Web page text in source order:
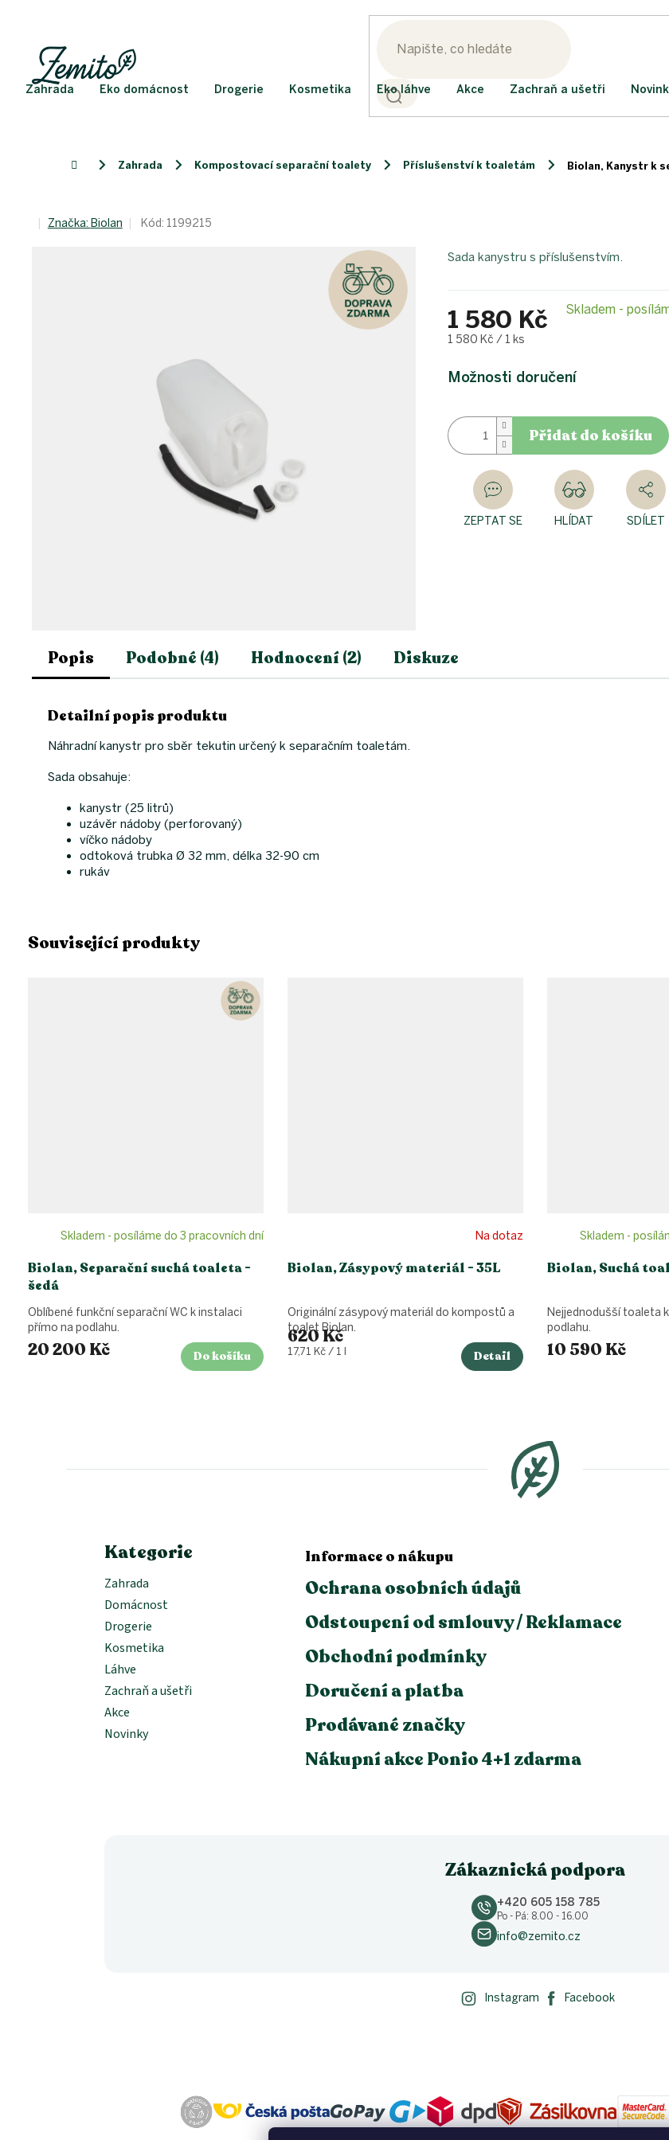
Zahrada Eko domácnost Drogerie Kosmetika Eko láhve Akce Zachraň a ušetři
Domů Zahrada Kompostovací separační toalety Příslušenství k toaletám Biolan, Kanystr k
Značka: Biolan Kód: 1199215
1 580 Kč
Měrná
1 580 Kč / 1 ks
Skladem -
Možnosti doručení
Přidat do košíku
Sada kanystru s příslušenstvím.
ZEPTAT SE HLÍDAT SDÍLET
Související produkty
Biolan, Separační suchá toaleta -
šedá
Skladem - posíláme do 3 pracovních dní
20 200 Kč Do košíku
Oblíbené funkční separační WC k instalaci
přímo na podlahu.
Biolan, Zásypový materiál - 35L
Na dotaz
620 Kč
Měrná
17,71 Kč / 1 l Detail
Originální zásypový materiál do kompostů a
toalet Biolan.
Biolan, Suchá
Skladem -
10 590 Kč
Nejjednodušší toaleta
podlahu.
Popis Podobné (4) Hodnocení (2) Diskuze
Detailní popis produktu
Náhradní kanystr pro sběr tekutin určený k separačním toaletám.
Sada obsahuje:
kanystr (25 litrů)
uzávěr nádoby (perforovaný)
víčko nádoby
odtoková trubka Ø 32 mm, délka 32-90 cm
rukáv
Kategorie
Zahrada
Domácnost
Drogerie
Kosmetika
Láhve
Zachraň a ušetři
Akce
Novinky
Informace o nákupu
Ochrana osobních údajů
Odstoupení od smlouvy / Reklamace
Obchodní podmínky
Doručení a platba
Prodávané značky
Nákupní akce Ponio 4+1 zdarma
Zákaznická podpora
+420 605 158 785
Po - Pá: 8.00 - 16.00
info@zemito.cz
Instagram Facebook